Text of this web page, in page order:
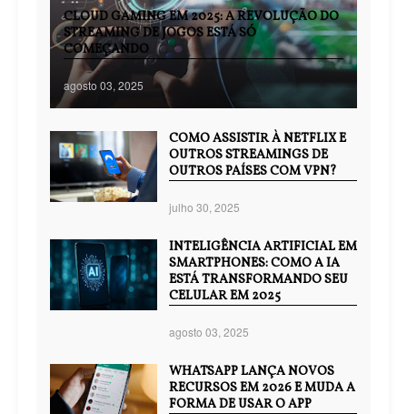
CLOUD GAMING EM 2025: A REVOLUÇÃO DO
STREAMING DE JOGOS ESTÁ SÓ
COMEÇANDO
agosto 03, 2025
COMO ASSISTIR À NETFLIX E
OUTROS STREAMINGS DE
OUTROS PAÍSES COM VPN?
julho 30, 2025
INTELIGÊNCIA ARTIFICIAL EM
SMARTPHONES: COMO A IA
ESTÁ TRANSFORMANDO SEU
CELULAR EM 2025
agosto 03, 2025
WHATSAPP LANÇA NOVOS
RECURSOS EM 2026 E MUDA A
FORMA DE USAR O APP